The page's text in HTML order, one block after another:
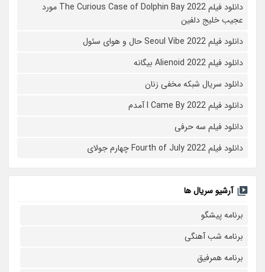
دانلود فیلم The Curious Case of Dolphin Bay 2022 مورد
عجیب خلیج دلفین
دانلود فیلم Seoul Vibe 2022 حال و هوای سئول
دانلود فیلم Alienoid 2022 بیگانه
دانلود سریال شبکه مخفی زنان
دانلود فیلم I Came By 2022 آمدم
دانلود فیلم سه حرفی
دانلود فیلم Fourth of July 2022 چهارم جولای
آرشیو سریال ها
برنامه پیشگو
برنامه شب آهنگی
برنامه همرفیق